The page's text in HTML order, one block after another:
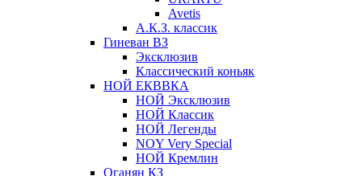
Avetis
А.К.З. классик
Гиневан ВЗ
Эксклюзив
Классический коньяк
НОЙ ЕКВВКА
НОЙ Эксклюзив
НОЙ Классик
НОЙ Легенды
NOY Very Speсial
НОЙ Кремлин
Оганян КЗ